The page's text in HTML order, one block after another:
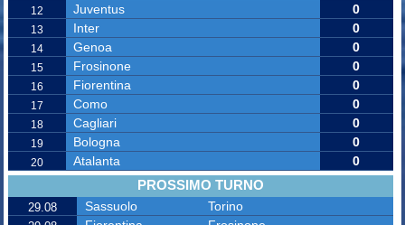
12 Juventus 0
13 Inter 0
14 Genoa 0
15 Frosinone 0
16 Fiorentina 0
17 Como 0
18 Cagliari 0
19 Bologna 0
20 Atalanta 0
PROSSIMO TURNO
29.08 Sassuolo Torino